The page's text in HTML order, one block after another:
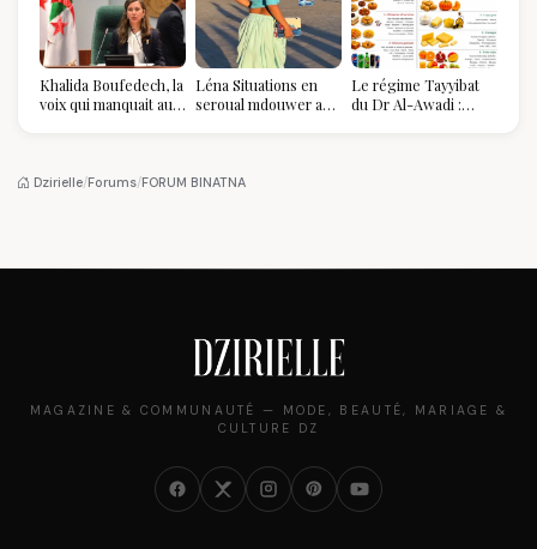
Khalida Boufedech, la
voix qui manquait au
Léna Situations en
seroual mdouwer au
pièce mode de l'été
Le régime Tayyibat
du Dr Al-Awadi :
Dzirielle/Forums/FORUM BINATNA
MAGAZINE & COMMUNAUTÉ — MODE, BEAUTÉ, MARIAGE &
CULTURE DZ